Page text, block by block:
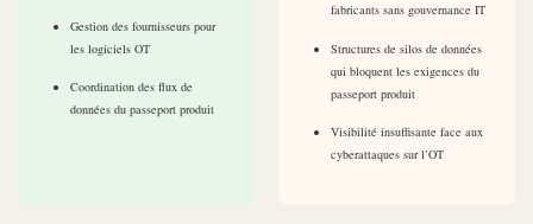
Gestion des fournisseurs pour
les logiciels OT
Coordination des flux de
données du passeport produit
fabricants sans gouvernance IT
Structures de silos de données
qui bloquent les exigences du
passeport produit
Visibilité insuffisante face aux
cyberattaques sur l’OT